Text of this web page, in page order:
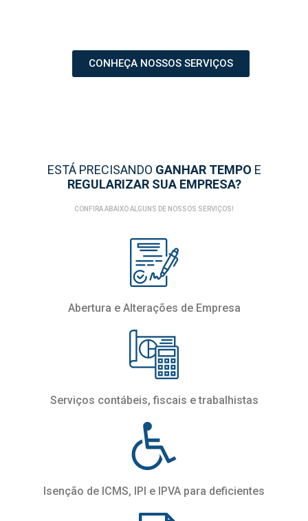
CONHEÇA NOSSOS SERVIÇOS
ESTÁ PRECISANDO GANHAR TEMPO E
REGULARIZAR SUA EMPRESA?
CONFIRA ABAIXO ALGUNS DE NOSSOS SERVIÇOS!
Abertura e Alterações de Empresa
Serviços contábeis, fiscais e trabalhistas
Isenção de ICMS, IPI e IPVA para deficientes